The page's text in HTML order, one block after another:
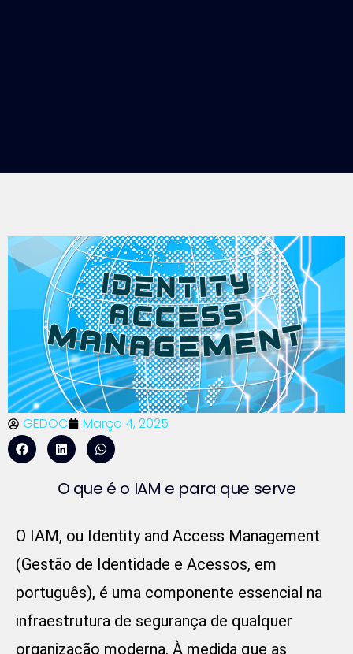
GEDOC Março 4, 2025
O que é o IAM e para que serve
O IAM, ou Identity and Access Management
(Gestão de Identidade e Acessos, em
português), é uma componente essencial na
infraestrutura de segurança de qualquer
organização moderna. À medida que as